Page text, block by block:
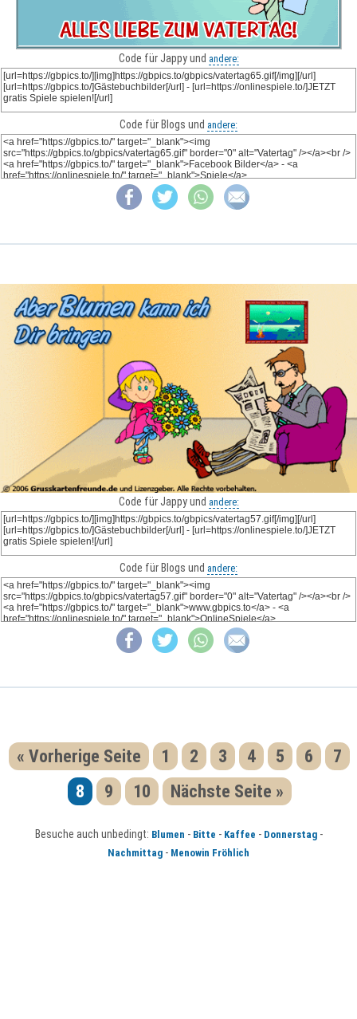
Code für Jappy und andere:
Code für Blogs und andere:
Code für Jappy und andere:
Code für Blogs und andere:
« Vorherige Seite 1 2 3 4 5 6
7
8
9 10 Nächste Seite »
Besuche auch unbedingt: Blumen - Bitte - Kaffee - Donnerstag-
Nachmittag - Menowin Fröhlich